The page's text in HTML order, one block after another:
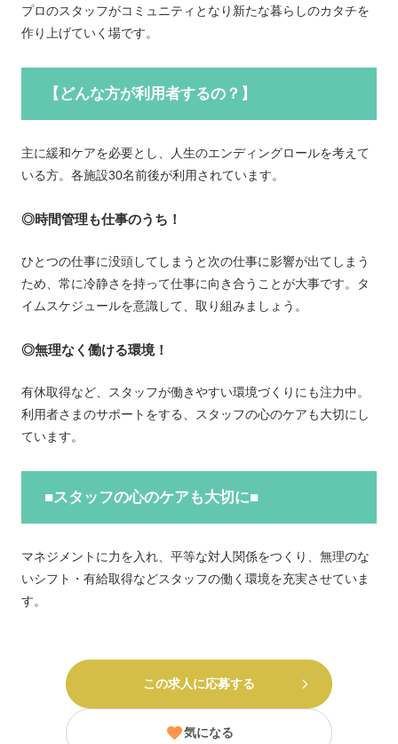
プロのスタッフがコミュニティとなり新たな暮らしのカタチを
作り上げていく場です。
【どんな方が利用者するの？】
主に緩和ケアを必要とし、人生のエンディングロールを考えて
いる方。各施設30名前後が利用されています。
◎時間管理も仕事のうち！
ひとつの仕事に没頭してしまうと次の仕事に影響が出てしまう
ため、常に冷静さを持って仕事に向き合うことが大事です。タ
イムスケジュールを意識して、取り組みましょう。
◎無理なく働ける環境！
有休取得など、スタッフが働きやすい環境づくりにも注力中。
利用者さまのサポートをする、スタッフの心のケアも大切にし
ています。
■スタッフの心のケアも大切に■
マネジメントに力を入れ、平等な対人関係をつくり、無理のな
いシフト・有給取得などスタッフの働く環境を充実させていま
す。
この求人に応募する
気になる